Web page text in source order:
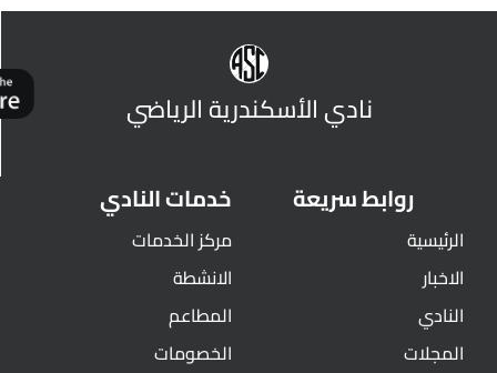
نادي الأسكندرية الرياضي
روابط سريعة
الرئيسية
الاخبار
النادي
المجلات
خدمات النادي
مركز الخدمات
الانشطة
المطاعم
الخصومات